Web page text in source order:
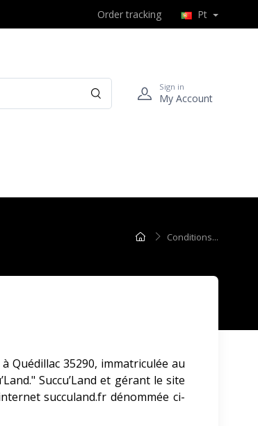
Order tracking Pt
Sign in
My Account
Conditions...
Quédillac 35290, immatriculée au
Succu’Land et gérant le site
succuland.fr dénommée ci-